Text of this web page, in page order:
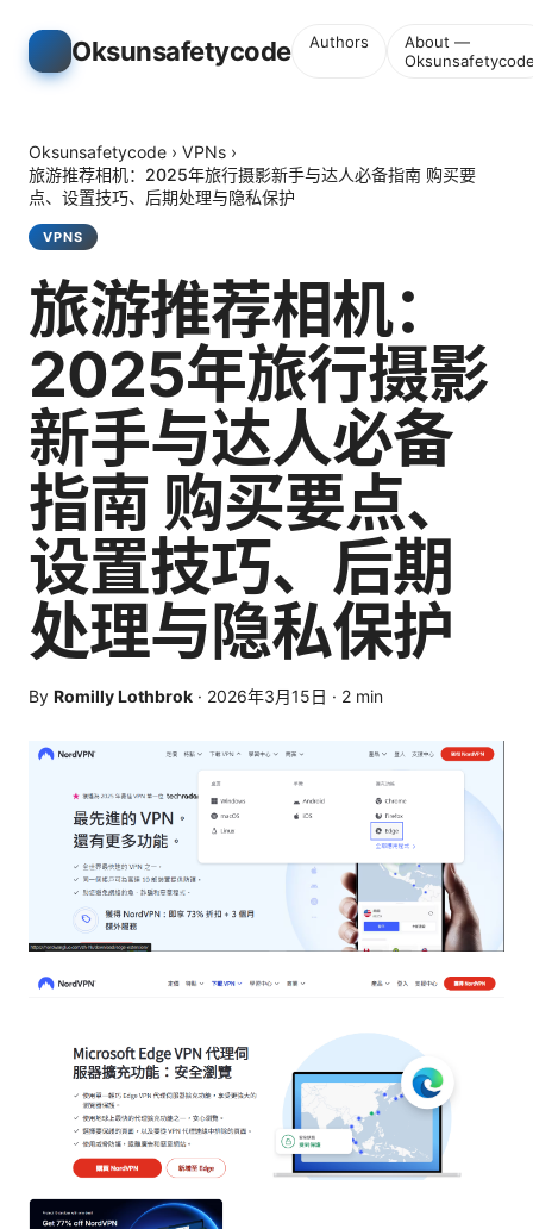
Oksunsafetycode Authors
About —
Oksunsafetycode › VPNs ›
旅游推荐相机：2025年旅行摄影新手与达人必备指南 购买要
点、设置技巧、后期处理与隐私保护
VPNS
旅游推荐相机：
2025年旅行摄影
新手与达人必备
指南 购买要点、
设置技巧、后期
处理与隐私保护
By Romilly Lothbrok · 2026年3月15日 · 2 min